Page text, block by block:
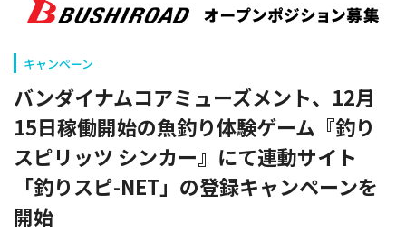
キャンペーン
バンダイナムコアミューズメント、12月
15日稼働開始の魚釣り体験ゲーム『釣り
スピリッツ シンカー』にて連動サイト
「釣りスピ-NET」の登録キャンペーンを
開始